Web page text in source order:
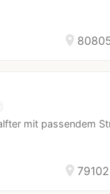
location_on
mit passendem
location_on